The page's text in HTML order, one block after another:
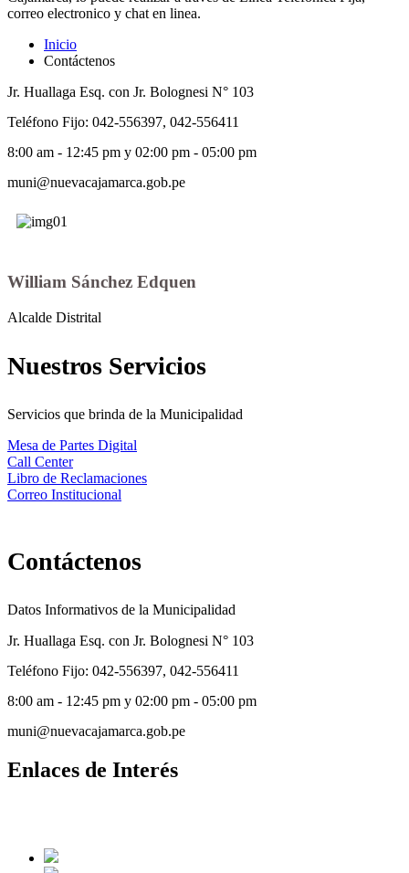
correo electronico y chat en linea.
Inicio
Contáctenos
Jr. Huallaga Esq. con Jr. Bolognesi N° 103
Teléfono Fijo: 042-556397, 042-556411
8:00 am - 12:45 pm y 02:00 pm - 05:00 pm
muni@nuevacajamarca.gob.pe
William Sánchez Edquen
Alcalde Distrital
Nuestros Servicios
Servicios que brinda de la Municipalidad
Mesa de Partes Digital
Call Center
Libro de Reclamaciones
Correo Institucional
Contáctenos
Datos Informativos de la Municipalidad
Jr. Huallaga Esq. con Jr. Bolognesi N° 103
Teléfono Fijo: 042-556397, 042-556411
8:00 am - 12:45 pm y 02:00 pm - 05:00 pm
muni@nuevacajamarca.gob.pe
Enlaces de Interés